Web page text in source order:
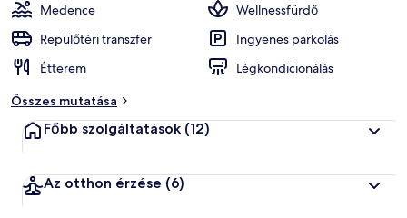
Medence
Wellnessfürdő
Repülőtéri transzfer
Ingyenes parkolás
Étterem
Légkondicionálás
Összes mutatása
Főbb szolgáltatások (12)
Az otthon érzése (6)